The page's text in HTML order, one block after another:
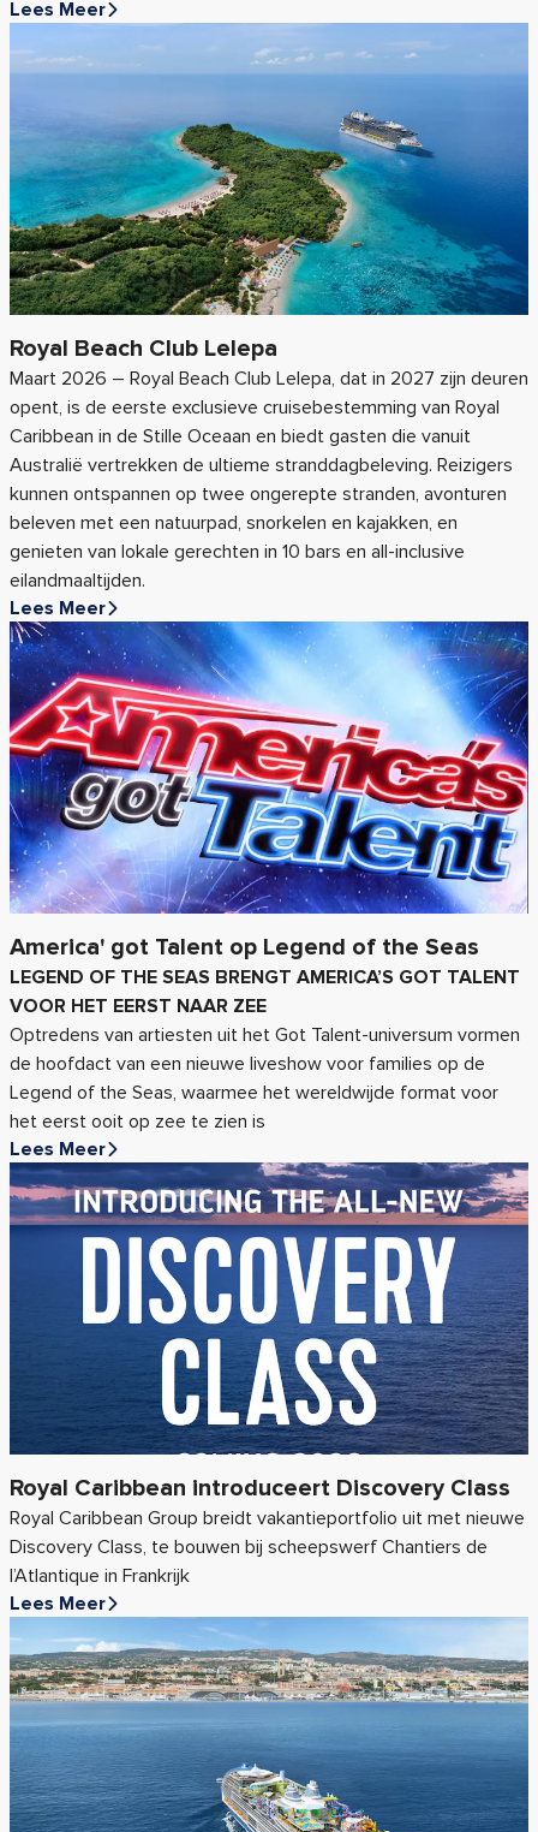
Lees Meer
Royal Beach Club Lelepa
Maart 2026 – Royal Beach Club Lelepa, dat in 2027 zijn deuren
opent, is de eerste exclusieve cruisebestemming van Royal
Caribbean in de Stille Oceaan en biedt gasten die vanuit
Australië vertrekken de ultieme stranddagbeleving. Reizigers
kunnen ontspannen op twee ongerepte stranden, avonturen
beleven met een natuurpad, snorkelen en kajakken, en
genieten van lokale gerechten in 10 bars en all-inclusive
eilandmaaltijden.
Lees Meer
America' got Talent op Legend of the Seas
LEGEND OF THE SEAS BRENGT AMERICA’S GOT TALENT
VOOR HET EERST NAAR ZEE
Optredens van artiesten uit het Got Talent-universum vormen
de hoofdact van een nieuwe liveshow voor families op de
Legend of the Seas, waarmee het wereldwijde format voor
het eerst ooit op zee te zien is
Lees Meer
Royal Caribbean introduceert Discovery Class
Royal Caribbean Group breidt vakantieportfolio uit met nieuwe
Discovery Class, te bouwen bij scheepswerf Chantiers de
l’Atlantique in Frankrijk
Lees Meer